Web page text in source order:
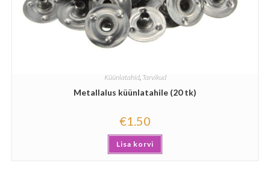
Küünlatahid, Tarvikud
Metallalus küünlatahile (20 tk)
€1.50
Lisa korvi